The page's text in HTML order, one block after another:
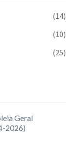
(14)
(10)
(25)
Geral
2026)